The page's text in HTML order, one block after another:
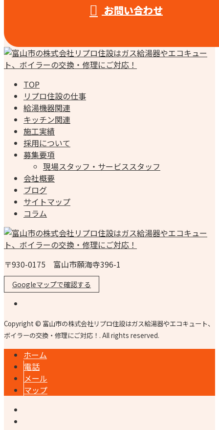
お問い合わせ
TOP
リプロ住設の仕事
給湯機器関連
キッチン関連
施工実績
採用について
募集要項
現場スタッフ・サービススタッフ
会社概要
ブログ
サイトマップ
コラム
〒930-0175 富山市願海寺396-1
Googleマップで確認する
Copyright © 富山市の株式会社リプロ住設はガス給湯器やエコキュート、
ボイラーの交換・修理にご対応！. All rights reserved.
ホーム
電話
メール
マップ